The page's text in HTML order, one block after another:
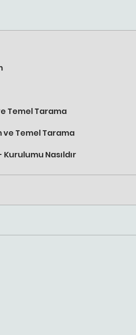
Temel Tarama
ve Temel Tarama
Nasıldır